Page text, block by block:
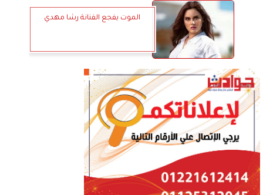
الموت يفجع الفنانة رشا مهدي